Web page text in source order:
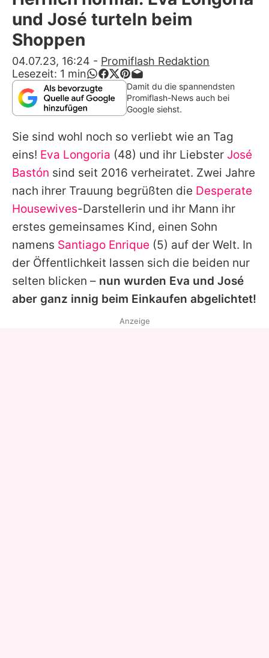
Alle Themen auf Promiflash
App runterladen
Team
Redaktionelle Richtlinien
Impressum
Datenschutzerklärung
Nutzungsbedingungen
Utiq verwalten
und José turteln beim
Shoppen
04.07.23, 16:24 - Promiflash Redaktion
Lesezeit: 1 min
Damit du die spannendsten
Promiflash-News auch bei
Google siehst.
Sie sind wohl noch so verliebt wie an Tag
eins! Eva Longoria (48) und ihr Liebster José
Bastón sind seit 2016 verheiratet. Zwei Jahre
nach ihrer Trauung begrüßten die Desperate
Housewives-Darstellerin und ihr Mann ihr
erstes gemeinsames Kind, einen Sohn
namens Santiago Enrique (5) auf der Welt. In
der Öffentlichkeit lassen sich die beiden nur
selten blicken – nun wurden Eva und José
aber ganz innig beim Einkaufen abgelichtet!
Anzeige